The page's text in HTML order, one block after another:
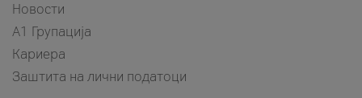
Новости
А1 Групација
Кариера
Заштита на лични податоци